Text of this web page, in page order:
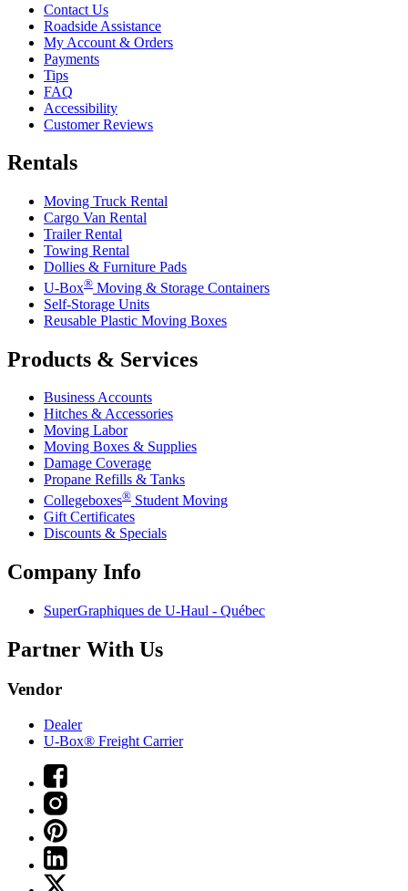
Contact Us
Roadside Assistance
My Account & Orders
Payments
Tips
FAQ
Accessibility
Customer Reviews
Rentals
Moving Truck Rental
Cargo Van Rental
Trailer Rental
Towing Rental
Dollies & Furniture Pads
U-Box® Moving & Storage Containers
Self-Storage Units
Reusable Plastic Moving Boxes
Products & Services
Business Accounts
Hitches & Accessories
Moving Labor
Moving Boxes & Supplies
Damage Coverage
Propane Refills & Tanks
Collegeboxes® Student Moving
Gift Certificates
Discounts & Specials
Company Info
SuperGraphiques de U-Haul - Québec
Partner With Us
Vendor
Dealer
U-Box® Freight Carrier